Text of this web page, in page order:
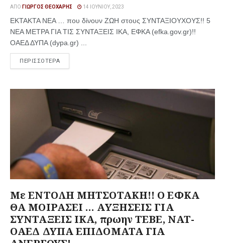
ΑΠΌ ΓΙΏΡΓΟΣ ΘΕΟΧΆΡΗΣ 14 ΙΟΥΝΊΟΥ, 2023
ΕΚΤΑΚΤΑ ΝΕΑ … που δίνουν ΖΩΗ στους ΣΥΝΤΑΞΙΟΥΧΟΥΣ!! 5
ΝΕΑ ΜΕΤΡΑ ΓΙΑ ΤΙΣ ΣΥΝΤΑΞΕΙΣ ΙΚΑ, ΕΦΚΑ (efka.gov.gr)!!
ΟΑΕΔ ΔΥΠΑ (dypa.gr) ...
ΠΕΡΙΣΣΟΤΕΡΑ
Με ΕΝΤΟΛΗ ΜΗΤΣΟΤΑΚΗ!! Ο ΕΦΚΑ
ΘΑ ΜΟΙΡΑΣΕΙ … ΑΥΞΗΣΕΙΣ ΓΙΑ
ΣΥΝΤΑΞΕΙΣ ΙΚΑ, πρωην ΤΕΒΕ, ΝΑΤ-
ΟΑΕΔ ΔΥΠΑ ΕΠΙΔΟΜΑΤΑ ΓΙΑ